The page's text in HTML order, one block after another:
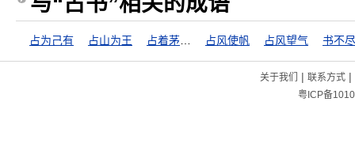
占为己有 占山为王 占风使帆 占风望气 书不
关于我们 | 联系方式|
粤ICP备